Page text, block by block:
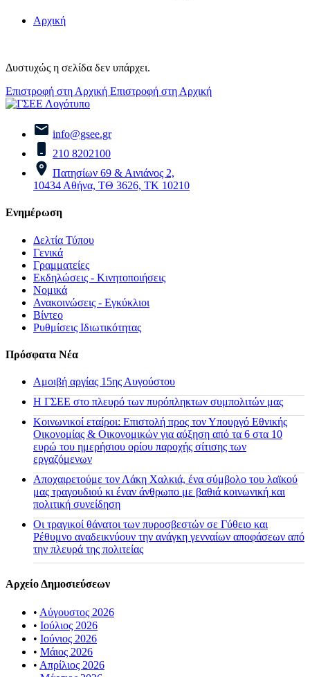
Αρχική
Δυστυχώς η σελίδα δεν υπάρχει.
Επιστροφή στη Αρχική Επιστροφή στη Αρχική
info@gsee.gr
210 8202100
Πατησίων 69 & Αινιάνος 2,
10434 Αθήνα, ΤΘ 3626, ΤΚ 10210
Ενημέρωση
Δελτία Τύπου
Γενικά
Γραμματείες
Εκδηλώσεις - Κινητοποιήσεις
Νομικά
Ανακοινώσεις - Εγκύκλιοι
Βίντεο
Ρυθμίσεις Ιδιωτικότητας
Πρόσφατα Νέα
Αμοιβή αργίας 15ης Αυγούστου
H ΓΣΕΕ στο πλευρό των πυρόπληκτων συμπολιτών μας
Κοινωνικοί εταίροι: Επιστολή προς τον Υπουργό Εθνικής
Οικονομίας & Οικονομικών για αύξηση από τα 6 στα 10
ευρώ του ημερήσιου ορίου παροχής σίτισης των
εργαζόμενων
Αποχαιρετούμε τον Λάκη Χαλκιά, ένα σύμβολο του λαϊκού
μας τραγουδιού κι έναν άνθρωπο με βαθιά κοινωνική και
πολιτική συνείδηση
Οι τραγικοί θάνατοι των πυροσβεστών σε Γύθειο και
Ρέθυμνο αναδεικνύουν την ανάγκη γενναίων αποφάσεων από
την πλευρά της πολιτείας
Αρχείο Δημοσιεύσεων
• Αύγουστος 2026
• Ιούλιος 2026
• Ιούνιος 2026
• Μάιος 2026
• Απρίλιος 2026